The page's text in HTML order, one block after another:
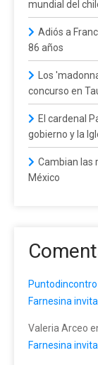
mundial del
Adiós a
86 años
Los
concurso en
El cardenal
gobierno y la
Cambian las
México
Puntodincontro
Farnesina
Valeria Arceo
Farnesina